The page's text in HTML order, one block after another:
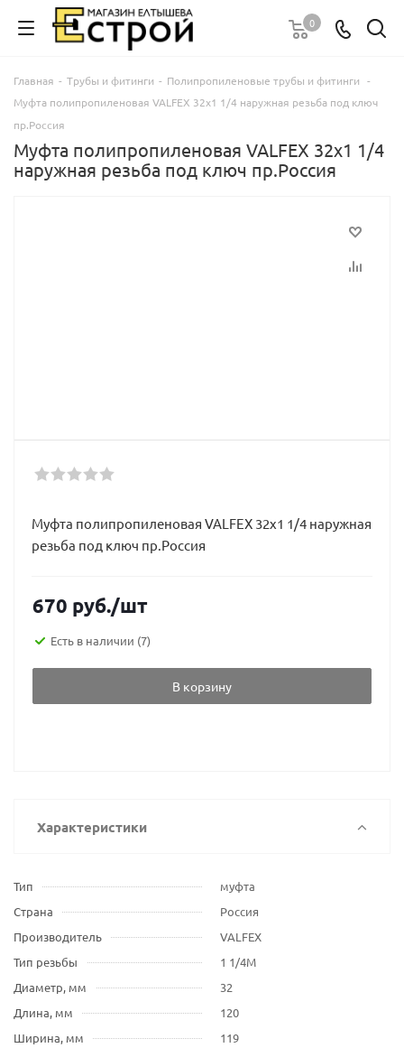
0
Главная - Трубы и фитинги - Полипропиленовые трубы и фитинги -
Муфта полипропиленовая VALFEX 32х1 1/4 наружная резьба под ключ
пр.Россия
Муфта полипропиленовая VALFEX 32х1 1/4
наружная резьба под ключ пр.Россия
Муфта полипропиленовая VALFEX 32х1 1/4 наружная
резьба под ключ пр.Россия
670 руб./шт
Есть в наличии (7)
В корзину
Характеристики
Тип
муфта
Страна
Россия
Производитель
VALFEX
Тип резьбы
1 1/4M
Диаметр, мм
32
Длина, мм
120
Ширина, мм
119